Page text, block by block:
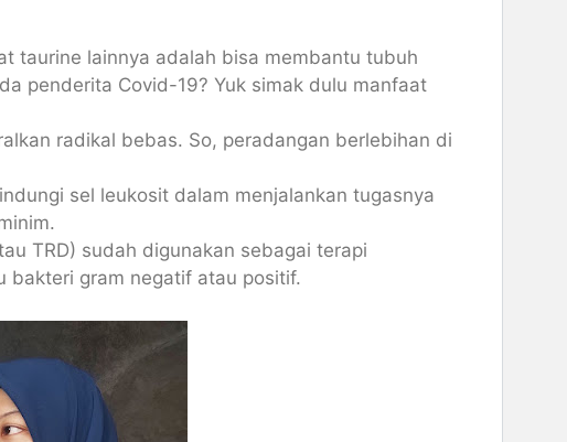
taurine lainnya adalah bisa membantu tubuh
penderita Covid-19? Yuk simak dulu manfaat
radikal bebas. So, peradangan berlebihan di
sel leukosit dalam menjalankan tugasnya
TRD) sudah digunakan sebagai terapi
bakteri gram negatif atau positif.